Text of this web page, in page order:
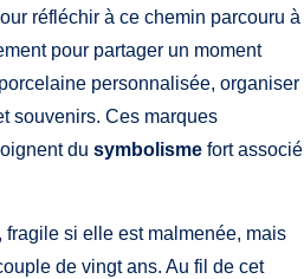
réfléchir à ce chemin parcouru à
pour partager un moment
personnalisée, organiser
souvenirs. Ces marques
du symbolisme fort associé
si elle est malmenée, mais
de vingt ans. Au fil de cet